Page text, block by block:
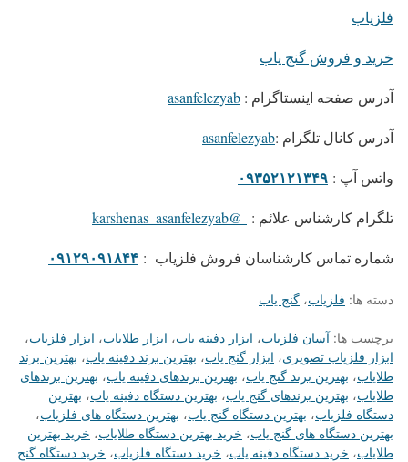
فلزیاب
خرید و فروش گنج یاب
آدرس صفحه اینستاگرام : asanfelezyab
آدرس کانال تلگرام :asanfelezyab
واتس آپ : ۰۹۳۵۲۱۲۱۳۴۹
تلگرام کارشناس علائم : @karshenas_asanfelezyab
شماره تماس کارشناسان فروش فلزیاب : ۰۹۱۲۹۰۹۱۸۴۴
دسته ها: فلزیاب، گنج یاب
برچسب ها: آسان فلزیاب، ابزار دفینه یاب، ابزار طلایاب، ابزار فلزیاب،
ابزار فلزیاب تصویری، ابزار گنج یاب، بهترین برند دفینه یاب، بهترین برند
طلایاب، بهترین برند گنج یاب، بهترین برندهای دفینه یاب، بهترین برندهای
طلایاب، بهترین برندهای گنج یاب، بهترین دستگاه دفینه یاب، بهترین
دستگاه فلزیاب، بهترین دستگاه گنج یاب، بهترین دستگاه های فلزیاب،
بهترین دستگاه های گنج یاب، خرید بهترین دستگاه طلایاب، خرید بهترین
طلایاب، خرید دستگاه دفینه یاب، خرید دستگاه فلزیاب، خرید دستگاه گنج